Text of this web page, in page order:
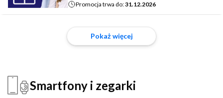
Promocja trwa do:31.12.2026
Pokaż więcej
Smartfony i zegarki